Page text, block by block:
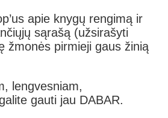
apie knygų rengimą ir
sąrašą (užsirašyti
žmonės pirmieji gaus žinią
lengvesniam,
gauti jau DABAR.